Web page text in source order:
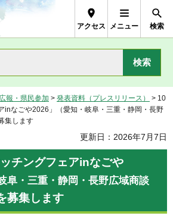
Nagano Prefecture
アクセス メニュー 検索
広報・県民参加 > 発表資料（プレスリリース）
> 10
inなごや2026」（愛知・岐阜・三重・静岡・長野
集します
更新日：2026年7月7日
チングフェアinなごや
阜・三重・静岡・長野広域商談
募集します